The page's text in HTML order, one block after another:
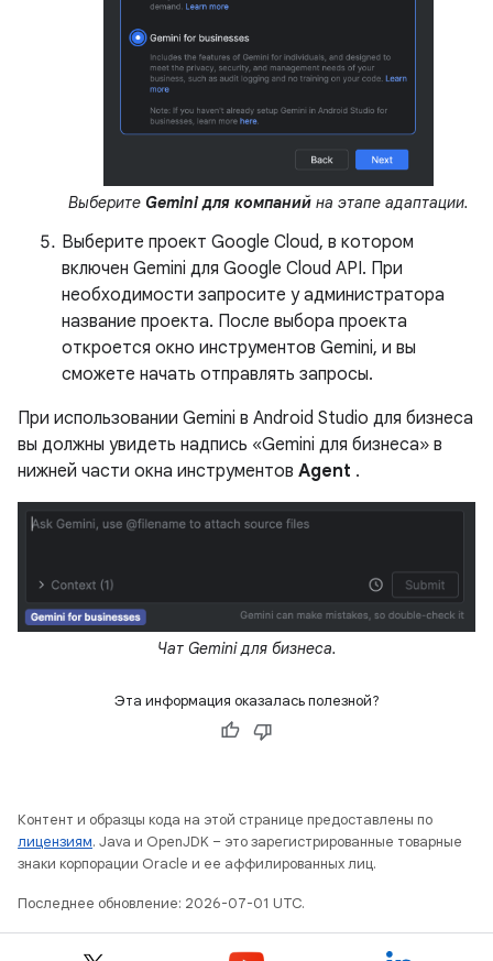
Выберите Gemini для компаний на этапе адаптации.
Выберите проект Google Cloud, в котором
включен Gemini для Google Cloud API. При
необходимости запросите у администратора
название проекта. После выбора проекта
откроется окно инструментов Gemini, и вы
сможете начать отправлять запросы.
При использовании Gemini в Android Studio для бизнеса
вы должны увидеть надпись «Gemini для бизнеса» в
нижней части окна инструментов Agent .
Чат Gemini для бизнеса.
Эта информация оказалась полезной?
Контент и образцы кода на этой странице предоставлены по
лицензиям. Java и OpenJDK – это зарегистрированные товарные
знаки корпорации Oracle и ее аффилированных лиц.
Последнее обновление: 2026-07-01 UTC.